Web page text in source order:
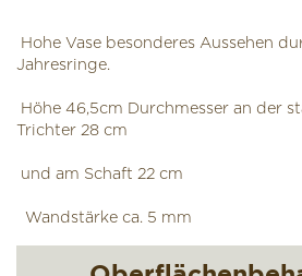
Hohe Vase besonderes Aussehen
Jahresringe.
Höhe 46,5cm Durchmesser an der
Trichter 28 cm
und am Schaft 22 cm
Wandstärke ca. 5 mm